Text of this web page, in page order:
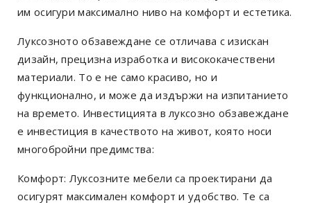
им осигури максимално ниво на комфорт и естетика.
Луксозното обзавеждане се отличава с изискан
дизайн, прецизна изработка и висококачествени
материали. То е не само красиво, но и
функционално, и може да издържи на изпитанието
на времето. Инвестицията в луксозно обзавеждане
е инвестиция в качеството на живот, която носи
многобройни предимства:
Комфорт: Луксозните мебели са проектирани да
осигурят максимален комфорт и удобство. Те са